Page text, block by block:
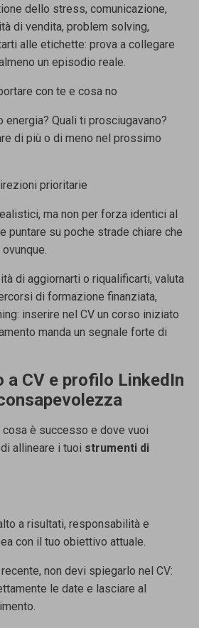
dello stress, comunicazione,
di vendita, problem solving,
alle etichette: prova a collegare
un episodio reale.
con te e cosa no
energia? Quali ti prosciugavano?
di più o di meno nel prossimo
prioritarie
ma non per forza identici al
puntare su poche strade chiare che
ovunque.
di aggiornarti o riqualificarti, valuta
di formazione finanziata,
inserire nel CV un corso iniziato
manda un segnale forte di
a CV e profilo LinkedIn
cosa è successo e dove vuoi
allineare i tuoi strumenti di
a risultati, responsabilità e
con il tuo obiettivo attuale.
non devi spiegarlo nel CV:
le date e lasciare al